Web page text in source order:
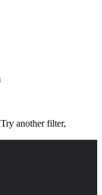
Try another filter,